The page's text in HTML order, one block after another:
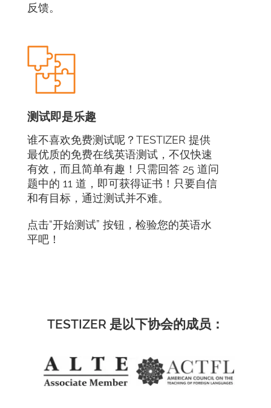
反馈。
测试即是乐趣
谁不喜欢免费测试呢？TESTIZER 提供
最优质的免费在线英语测试，不仅快速
有效，而且简单有趣！只需回答 25 道问
题中的 11 道，即可获得证书！只要自信
和有目标，通过测试并不难。
点击“开始测试” 按钮，检验您的英语水
平吧！
TESTIZER 是以下协会的成员：